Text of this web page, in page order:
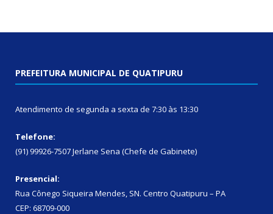
PREFEITURA MUNICIPAL DE QUATIPURU
Atendimento de segunda a sexta de 7:30 às 13:30
Telefone:
(91) 99926-7507 Jerlane Sena (Chefe de Gabinete)
Presencial:
Rua Cônego Siqueira Mendes, SN. Centro Quatipuru – PA
CEP: 68709-000